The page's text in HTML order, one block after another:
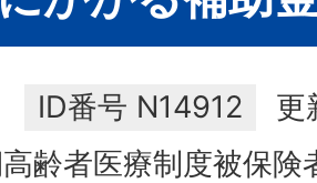
ID番号 N14912
更
齢者医療制度被保